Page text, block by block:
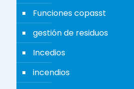
Funciones copasst
gestión de residuos
Incedios
incendios